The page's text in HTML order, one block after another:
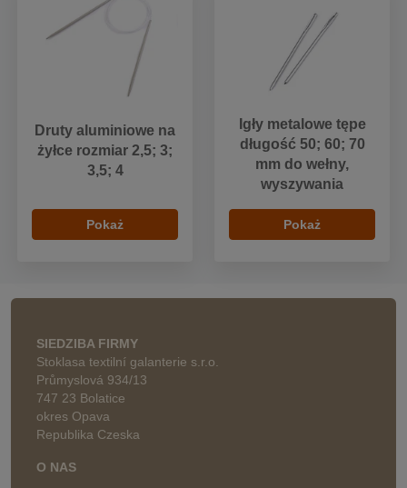
Druty aluminiowe na
żyłce rozmiar 2,5; 3;
3,5; 4
Pokaż
Igły metalowe tępe
długość 50; 60; 70
mm do wełny,
wyszywania
Pokaż
SIEDZIBA FIRMY
Stoklasa textilní galanterie s.r.o.
Průmyslová 934/13
747 23 Bolatice
okres Opava
Republika Czeska
O NAS